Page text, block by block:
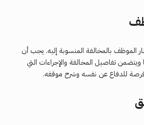
الموظف بالمخالفة المنسوبة إليه. يجب أن
تفاصيل المخالفة والإجراءات التي
للدفاع عن نفسه وشرح موقفه.